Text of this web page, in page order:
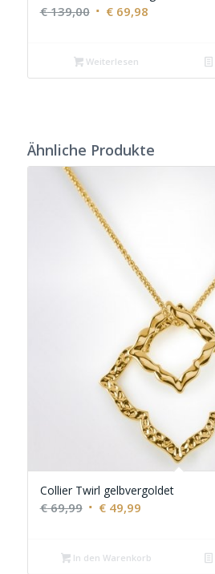
€139,00 Ursprünglicher
€ 139,00
€69,98Aktueller
Weiterlesen
Ähnliche Produkte
Collier Twirl gelbvergoldet
€69,99 Ursprünglicher
€ 69,99
€49,99Aktueller
€ 49,99.
In den Warenkorb